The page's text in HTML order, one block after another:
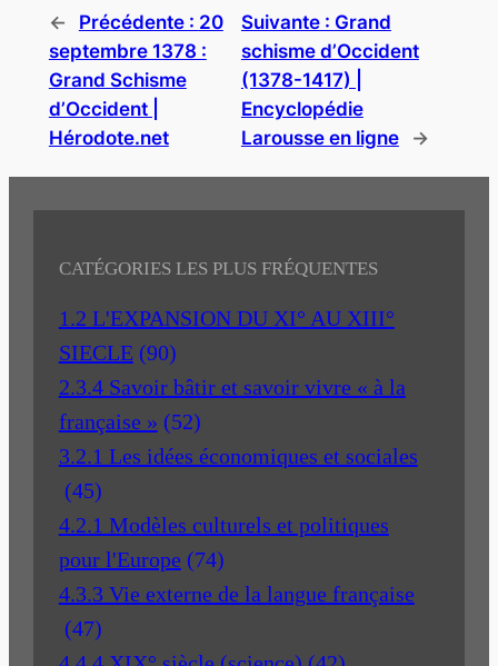
← Précédente : 20
septembre 1378 :
Grand Schisme
d’Occident |
Hérodote.net
Suivante : Grand
schisme d’Occident
(1378-1417) |
Encyclopédie
Larousse en ligne
→
CATÉGORIES LES PLUS FRÉQUENTES
1.2 L'EXPANSION DU XI° AU XIII°
SIECLE (90)
2.3.4 Savoir bâtir et savoir vivre « à la
française » (52)
3.2.1 Les idées économiques et sociales
(45)
4.2.1 Modèles culturels et politiques
pour l'Europe (74)
4.3.3 Vie externe de la langue française
(47)